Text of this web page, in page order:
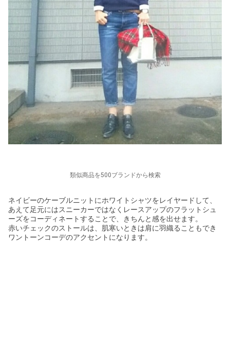
類似商品を500ブランドから検索
ネイビーのケーブルニットにホワイトシャツをレイヤードして、
あえて足元にはスニーカーではなくレースアップのフラットシュ
ーズをコーディネートすることで、きちんと感を出せます。
赤いチェックのストールは、肌寒いときは肩に羽織ることもでき
ワントーンコーデのアクセントになります。